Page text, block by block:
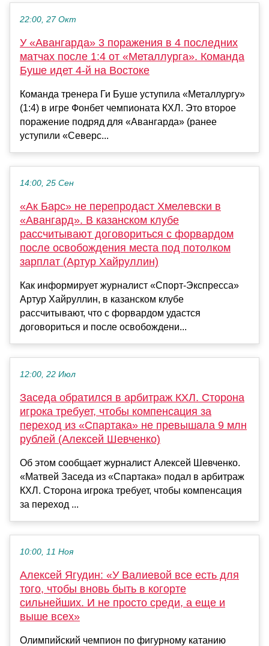
22:00, 27 Окт
У «Авангарда» 3 поражения в 4 последних
матчах после 1:4 от «Металлурга». Команда
Буше идет 4-й на Востоке
Команда тренера Ги Буше уступила «Металлургу»
(1:4) в игре Фонбет чемпионата КХЛ. Это второе
поражение подряд для «Авангарда» (ранее
уступили «Северс...
14:00, 25 Сен
«Ак Барс» не перепродаст Хмелевски в
«Авангард». В казанском клубе
рассчитывают договориться с форвардом
после освобождения места под потолком
зарплат (Артур Хайруллин)
Как информирует журналист «Спорт-Экспресса»
Артур Хайруллин, в казанском клубе
рассчитывают, что с форвардом удастся
договориться и после освобождени...
12:00, 22 Июл
Заседа обратился в арбитраж КХЛ. Сторона
игрока требует, чтобы компенсация за
переход из «Спартака» не превышала 9 млн
рублей (Алексей Шевченко)
Об этом сообщает журналист Алексей Шевченко.
«Матвей Заседа из «Спартака» подал в арбитраж
КХЛ. Сторона игрока требует, чтобы компенсация
за переход ...
10:00, 11 Ноя
Алексей Ягудин: «У Валиевой все есть для
того, чтобы вновь быть в когорте
сильнейших. И не просто среди, а еще и
выше всех»
Олимпийский чемпион по фигурному катанию